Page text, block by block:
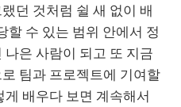
던 것처럼 쉴 새 없이 배
할 수 있는 범위 안에서 정
은 사람이 되고 또 지금
팀과 프로젝트에 기여할
배우다 보면 계속해서